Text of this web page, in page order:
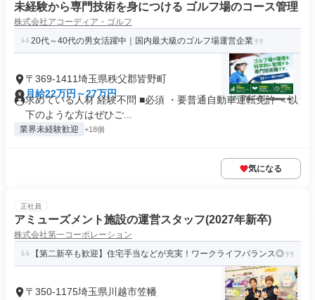
未経験から専門技術を身につける ゴルフ場のコース管理
株式会社アコーディア・ゴルフ
20代～40代の男女活躍中｜国内最大級のゴルフ場運営企業
〒369-1411埼玉県秩父郡皆野町
月給22万円～27万円
求めている人材 経験不問 ■必須 ・要普通自動車運転免許 ＜以
下のような方はぜひご...
業界未経験歓迎 +18個
気になる
正社員
アミューズメント施設の運営スタッフ(2027年新卒)
株式会社第一コーポレーション
【第二新卒も歓迎】住宅手当などが充実！ワークライフバランス◎
〒350-1175埼玉県川越市笠幡